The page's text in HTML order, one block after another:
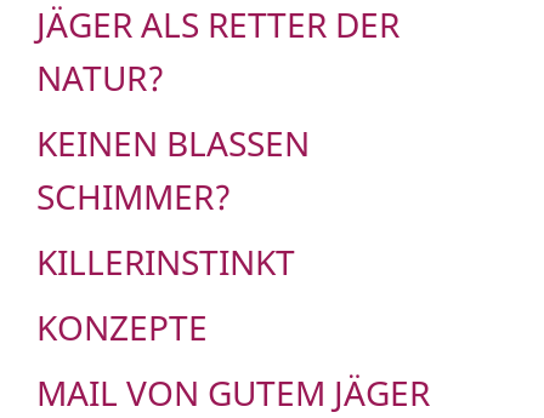
JÄGER ALS RETTER DER
NATUR?
KEINEN BLASSEN
SCHIMMER?
KILLERINSTINKT
KONZEPTE
MAIL VON GUTEM JÄGER